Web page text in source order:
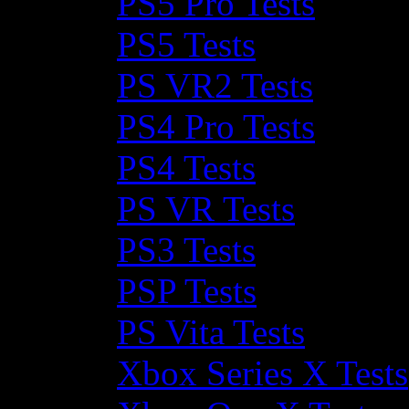
PS5 Tests
PS VR2 Tests
PS4 Pro Tests
PS4 Tests
PS VR Tests
PS3 Tests
PSP Tests
PS Vita Tests
Xbox Series X Tests